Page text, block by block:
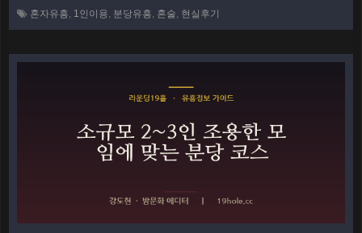
솔직히 가게 앞에서 담배 한 대 태울 시간만큼 서성였다. 유흥은 …
혼자유흥, 1인이용, 분당유흥, 혼술, 현실후기